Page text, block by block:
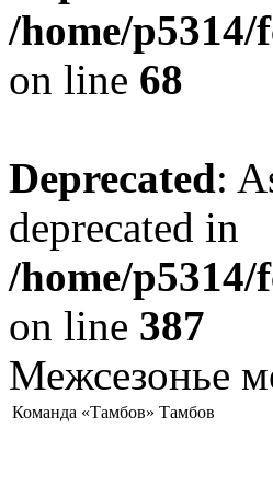
/home/
on line 68
Deprecated:
deprecated in
/home/
on line 387
Межсезонье
Команда «Тамбов» Тамбов